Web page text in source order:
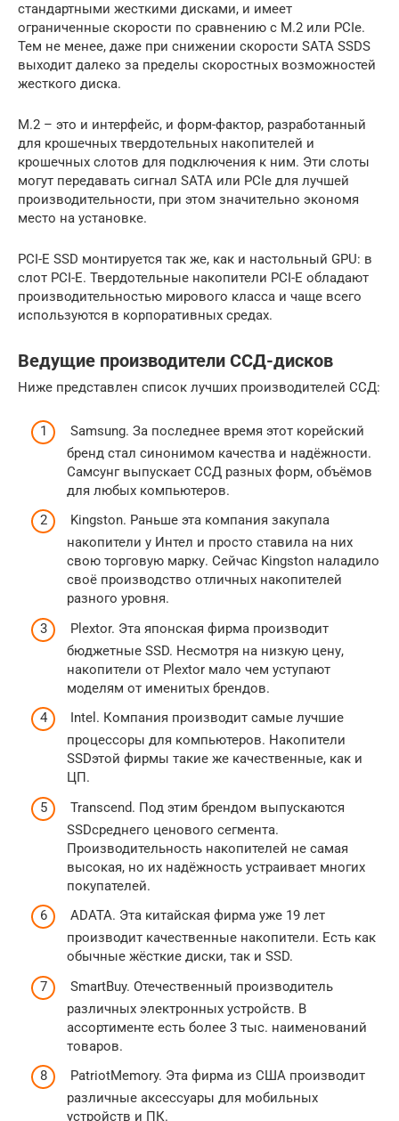
стандартными жесткими дисками, и имеет
ограниченные скорости по сравнению с M.2 или PCIe.
Тем не менее, даже при снижении скорости SATA SSDS
выходит далеко за пределы скоростных возможностей
жесткого диска.
M.2 – это и интерфейс, и форм-фактор, разработанный
для крошечных твердотельных накопителей и
крошечных слотов для подключения к ним. Эти слоты
могут передавать сигнал SATA или PCIe для лучшей
производительности, при этом значительно экономя
место на установке.
PCI-E SSD монтируется так же, как и настольный GPU: в
слот PCI-E. Твердотельные накопители PCI-E обладают
производительностью мирового класса и чаще всего
используются в корпоративных средах.
Ведущие производители ССД-дисков
Ниже представлен список лучших производителей ССД:
Samsung. За последнее время этот корейский
бренд стал синонимом качества и надёжности.
Самсунг выпускает ССД разных форм, объёмов
для любых компьютеров.
Kingston. Раньше эта компания закупала
накопители у Интел и просто ставила на них
свою торговую марку. Сейчас Kingston наладило
своё производство отличных накопителей
разного уровня.
Plextor. Эта японская фирма производит
бюджетные SSD. Несмотря на низкую цену,
накопители от Plextor мало чем уступают
моделям от именитых брендов.
Intel. Компания производит самые лучшие
процессоры для компьютеров. Накопители
SSDэтой фирмы такие же качественные, как и
ЦП.
Transcend. Под этим брендом выпускаются
SSDсреднего ценового сегмента.
Производительность накопителей не самая
высокая, но их надёжность устраивает многих
покупателей.
ADATA. Эта китайская фирма уже 19 лет
производит качественные накопители. Есть как
обычные жёсткие диски, так и SSD.
SmartBuy. Отечественный производитель
различных электронных устройств. В
ассортименте есть более 3 тыс. наименований
товаров.
PatriotMemory. Эта фирма из США производит
различные аксессуары для мобильных
устройств и ПК.